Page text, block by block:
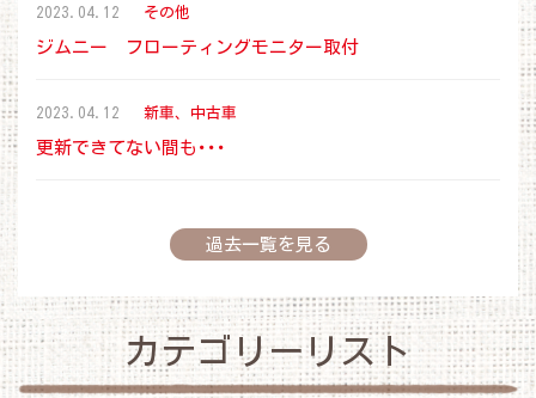
2023.04.12 その他
ジムニー フローティングモニター取付
2023.04.12 新車、中古車
更新できてない間も･･･
過去一覧を見る
カテゴリーリスト